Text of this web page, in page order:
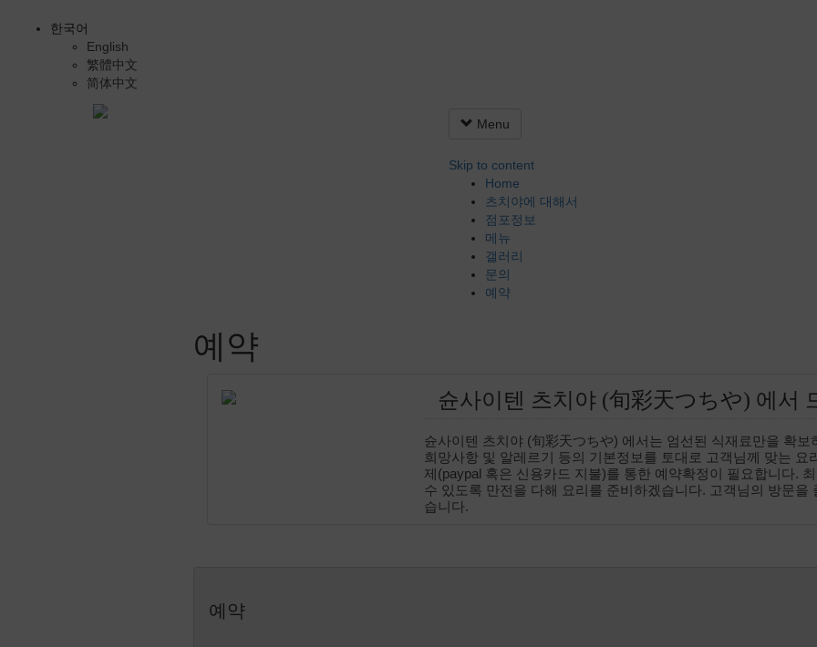
한국어
English
繁體中文
简体中文
Menu
Skip to content
Home
츠치야에 대해서
점포정보
메뉴
갤러리
문의
예약
예약
슌사이텐 츠치야 (旬彩天つちや) 에서
슌사이텐 츠치야 (旬彩天つちや) 에서는 엄선된 식재료만을 확
희망사항 및 알레르기 등의 기본정보를 토대로 고객님께 맞는 요
제(paypal 혹은 신용카드 지불)를 통한 예약확정이 필요합니다.
수 있도록 만전을 다해 요리를 준비하겠습니다. 고객님의 방문을
습니다.
예약